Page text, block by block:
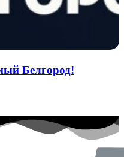
Белгород!